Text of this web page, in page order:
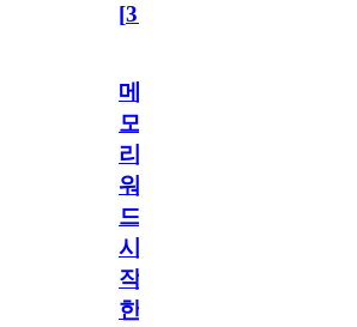
[31
메
모
리
워
드
시
작
한